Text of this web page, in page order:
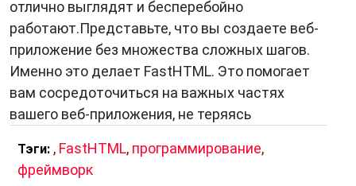
отлично выглядят и бесперебойно
работают.Представьте, что вы создаете веб-
приложение без множества сложных шагов.
Именно это делает FastHTML. Это помогает
вам сосредоточиться на важных частях
вашего веб-приложения, не теряясь
Тэги: , FastHTML, программирование,
фреймворк